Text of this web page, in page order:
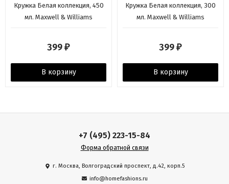
Кружка Белая коллекция, 450
мл. Maxwell & Williams
399 ₽
В корзину
Кружка Белая коллекция, 300
мл. Maxwell & Williams
399 ₽
В корзину
+7 (495) 223-15-84
Форма обратной связи
г. Москва, Волгоградский проспект, д.42, корп.5
info@homefashions.ru